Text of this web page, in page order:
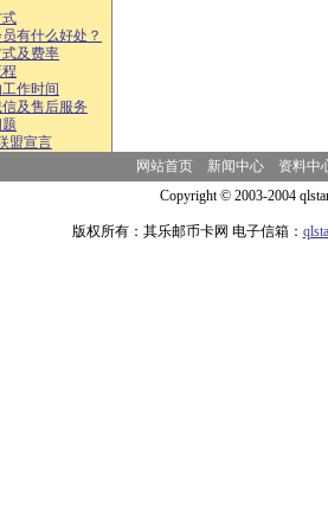
有什么好处？
及费率
作时间
及售后服务
盟宣言
网站首页 新闻中心
资料中
Copyright © 2003-2004
版权所有：其乐邮币卡网 电子信箱：